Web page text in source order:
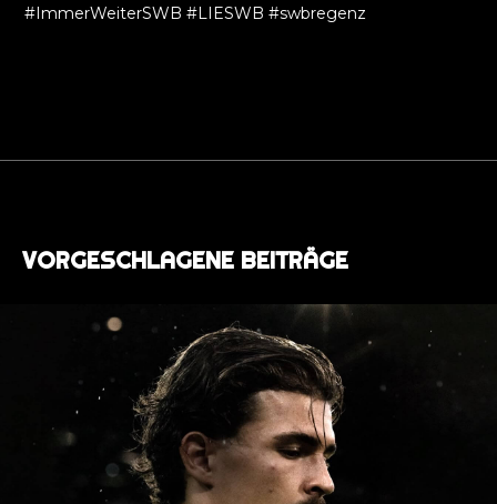
#ImmerWeiterSWB #LIESWB #swbregenz
VORGESCHLAGENE BEITRÄGE